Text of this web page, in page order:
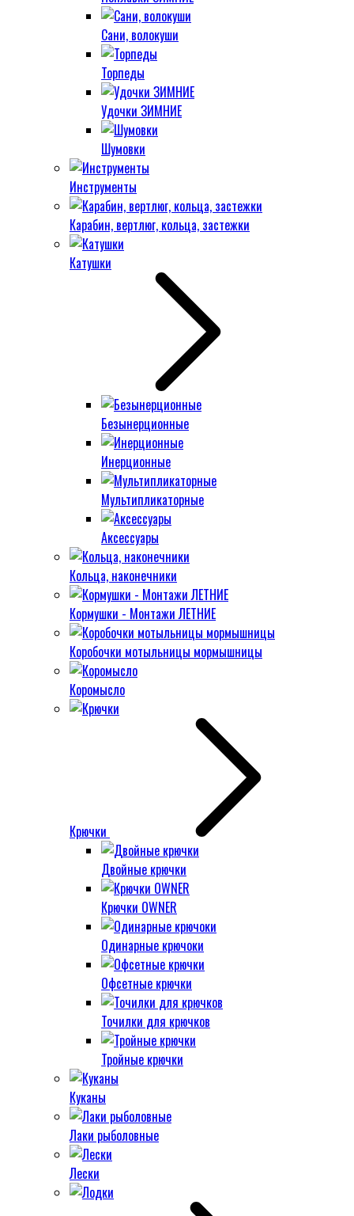
Сани, волокуши
Торпеды
Удочки ЗИМНИЕ
Шумовки
Инструменты
Карабин, вертлюг, кольца, застежки
Катушки
Безынерционные
Инерционные
Мультипликаторные
Аксессуары
Кольца, наконечники
Кормушки - Монтажи ЛЕТНИЕ
Коробочки мотыльницы мормышницы
Коромысло
Крючки
Двойные крючки
Крючки OWNER
Одинарные крючоки
Офсетные крючки
Точилки для крючков
Тройные крючки
Куканы
Лаки рыболовные
Лески